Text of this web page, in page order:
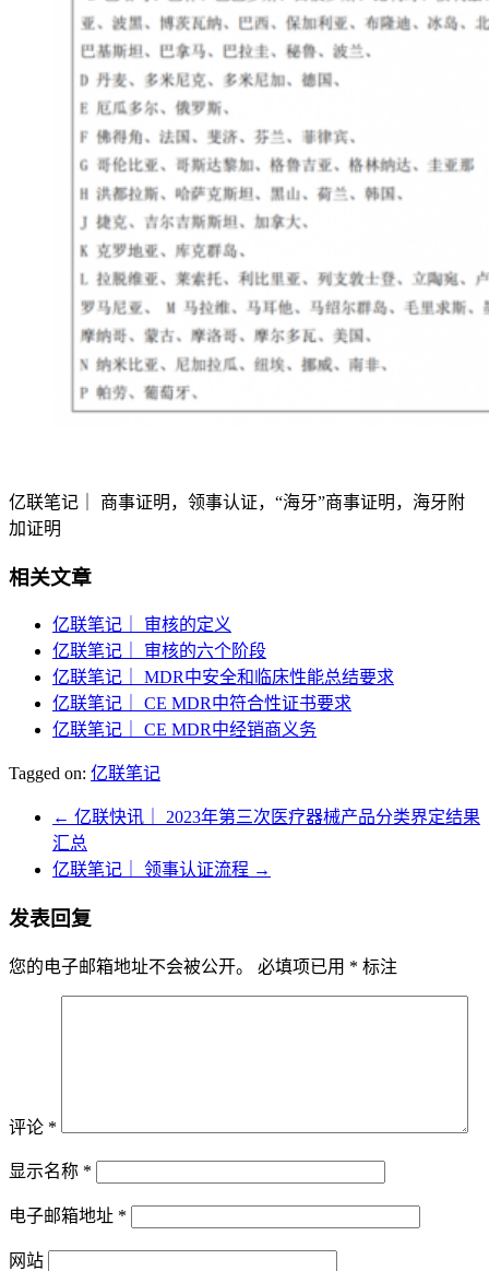
亿联笔记｜ 商事证明，领事认证，“海牙”商事证明，海牙附
加证明
相关文章
亿联笔记｜ 审核的定义
亿联笔记｜ 审核的六个阶段
亿联笔记｜ MDR中安全和临床性能总结要求
亿联笔记｜ CE MDR中符合性证书要求
亿联笔记｜ CE MDR中经销商义务
Tagged on: 亿联笔记
← 亿联快讯｜ 2023年第三次医疗器械产品分类界定结果
汇总
亿联笔记｜ 领事认证流程 →
发表回复
您的电子邮箱地址不会被公开。 必填项已用 * 标注
评论 *
显示名称 *
电子邮箱地址 *
网站